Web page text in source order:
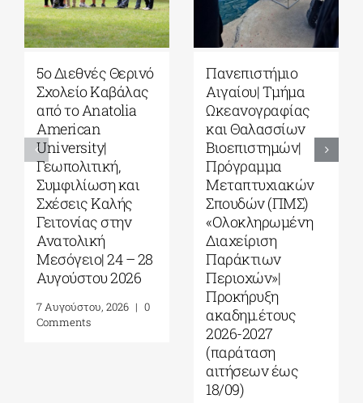
Πανεπιστήμιο
Θεσσαλίας| ΠΜΣ
“Διαχείριση
Περιβάλλοντος”|
Πρόσκληση
υποβολής
αιτήσεων (β’ φάση,
ακαδημ. έτος
2026-2027)
6 Αυγούστου, 2026
0
Comments
ΠΜΣ «Μουσική
Εκπαίδευση σε
Τυπικά και Άτυπα
Περιβάλλοντα»
από το ΕΚΠΑ
4 Αυγούστου, 2026
Comments